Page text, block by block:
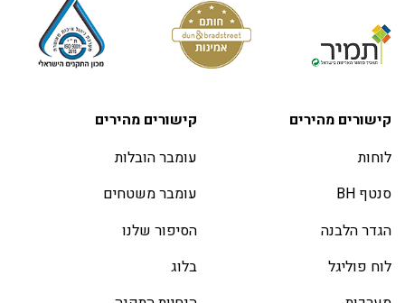
קישורים מהירים
לוחות
סנטף BH
הגדר הלבנה
לוח פוליגל
קישורים מהירים
עומבר הובלות
עומבר משטחים
הסיפור שלנו
בלוג